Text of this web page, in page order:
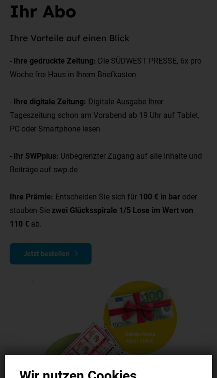
Ihr Abo
Ihre Vorteile auf einen Blick
- Ihre gedruckte Zeitung: Die SÜDWEST PRESSE, 6x pro
Woche frei Haus in Ihrem Briefkasten
- Ihre digitale Zeitung: Digitale Ausgabe Ihrer
Tageszeitung schon am Vorabend ab 19 Uhr auf Tablet,
PC oder Smartphone lesen
- Ihr SWPplus: Unbegrenzter Zugang auf alle Inhalte und
Beiträge auf swp.de
Ihre Prämie: Entscheiden Sie sich für 100 € in bar oder
stauben Sie zwei Glücksspirale 1/5 Lose im Wert von
110 € ab.
Jetzt bestellen